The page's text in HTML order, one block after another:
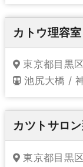
カトウ理容室
東京都目黒
池尻大橋 /
カツトサロ
東京都目黒